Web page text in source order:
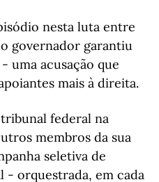
nesta luta entre
governador garantiu
uma acusação que
mais à direita.
federal na
membros da sua
seletiva de
- orquestrada, em cada